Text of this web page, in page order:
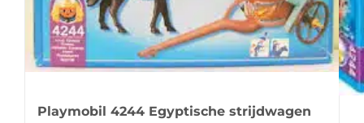
Playmobil 4244 Egyptische strijdwagen